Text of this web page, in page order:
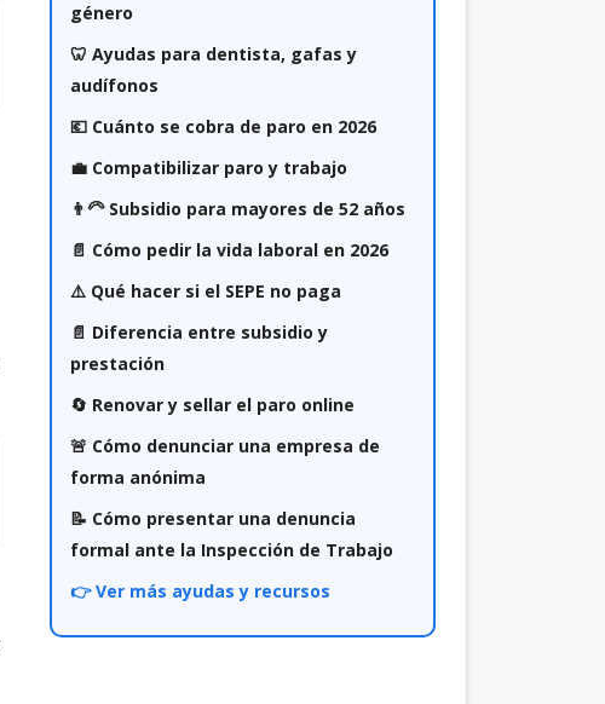
género
🦷 Ayudas para dentista, gafas y
audífonos
💶 Cuánto se cobra de paro en 2026
💼 Compatibilizar paro y trabajo
👨‍🦳 Subsidio para mayores de 52 años
📄 Cómo pedir la vida laboral en 2026
⚠️ Qué hacer si el SEPE no paga
📄 Diferencia entre subsidio y
prestación
🔄 Renovar y sellar el paro online
🚨 Cómo denunciar una empresa de
forma anónima
📝 Cómo presentar una denuncia
formal ante la Inspección de Trabajo
👉 Ver más ayudas y recursos